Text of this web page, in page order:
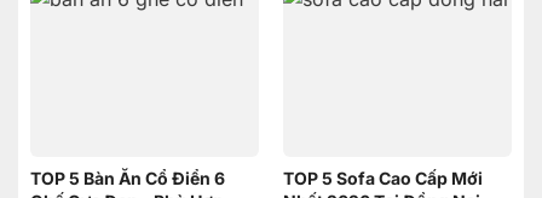
TOP 5 Bàn Ăn Cổ Điển 6
TOP 5 Sofa Cao Cấp Mới